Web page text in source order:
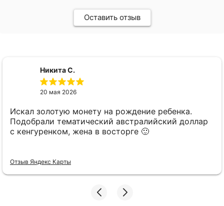
Оставить отзыв
Никита С.
20 мая 2026
Искал золотую монету на рождение ребенка.
Подобрали тематический австралийский доллар
с кенгуренком, жена в восторге 🙂
Отзыв Яндекс Карты